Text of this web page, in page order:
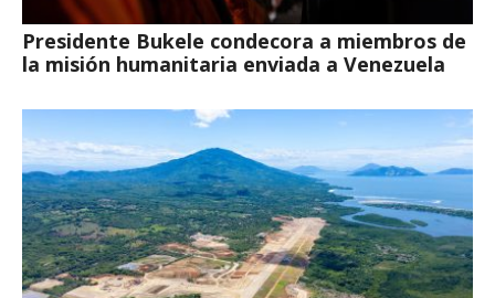
Presidente Bukele condecora a miembros de
la misión humanitaria enviada a Venezuela